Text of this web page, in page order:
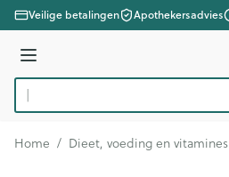
Ga naar de inhoud
Veilige betalingen Apothekersadvies
Menu
Product, merk, categorie...
Home / Dieet, voeding en vitamines